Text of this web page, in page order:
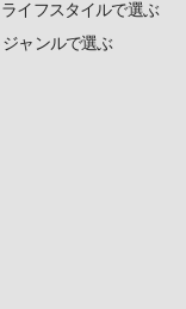
ライフスタイルで選ぶ
ジャンルで選ぶ